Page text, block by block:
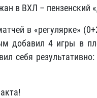
в ВХЛ – пензенский
в «регулярке»
добавил 4 игры в
себя